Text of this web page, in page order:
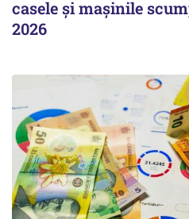
casele și mașinile
2026